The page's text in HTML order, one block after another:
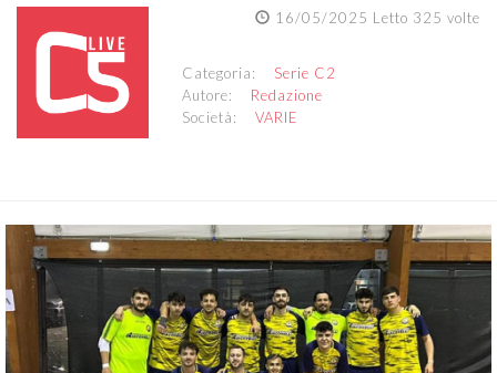
16/05/2025 Letto 325 volte
Categoria: Serie C2
Autore: Redazione
Società:VARIE